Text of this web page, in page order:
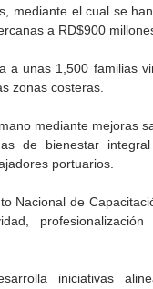
mediante el cual se
a RD$900
a unas 1,500 familias
zonas costeras.
mediante mejoras
de bienestar
portuarios.
Nacional de
iniciativas